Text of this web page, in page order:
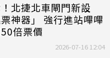
北捷北車閘門新設
票神器」 強行進站嗶嗶
倍票價
2026-07-16 12:04